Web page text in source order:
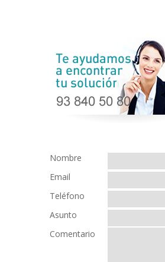
Nombre
Email
Teléfono
Asunto
Comentario